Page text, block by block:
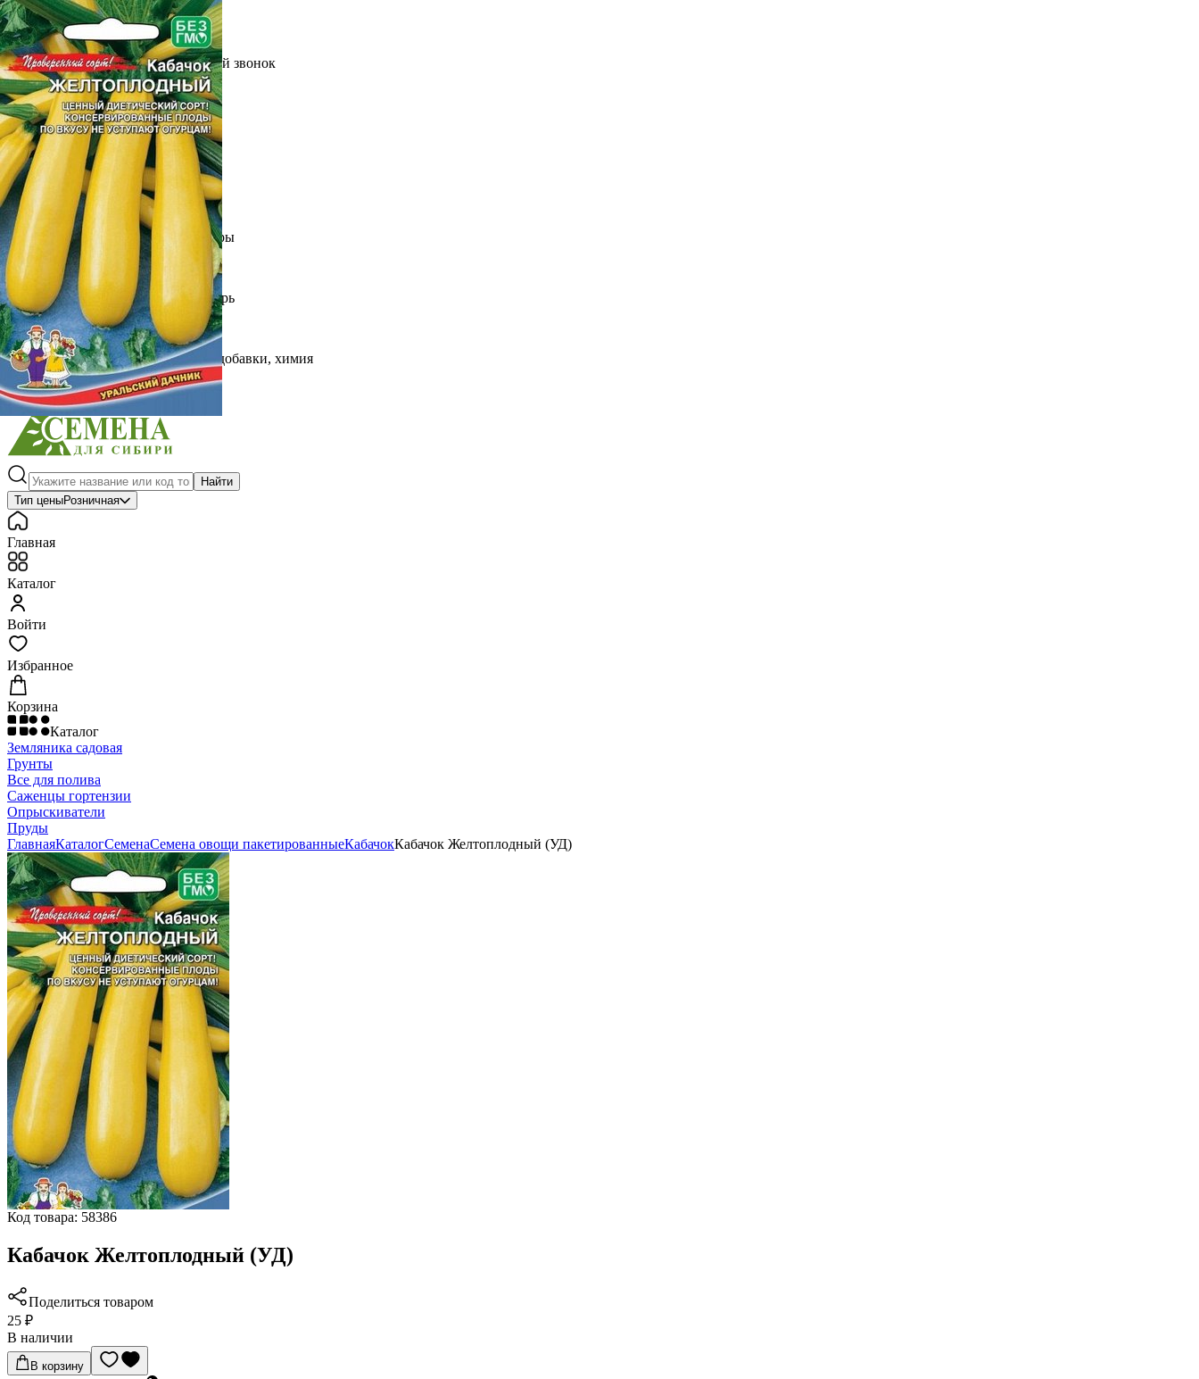
Выберите город
Обратный звонокЗаказать обратный звонок
Каталог
Семена
Грунты
Газонные травы, сидераты
Горшки, рассадники, аксессуары
Посадочный материал
Садовый инструмент, инвентарь
Консервирование
Средства защиты, удобрения, добавки, химия
Обустройство сада, декор
Найти
Тип ценыРозничная
Главная
Каталог
Войти
Избранное
Корзина
Каталог
Земляника садовая
Грунты
Все для полива
Саженцы гортензии
Опрыскиватели
Пруды
ГлавнаяКаталогСеменаСемена овощи пакетированныеКабачокКабачок Желтоплодный (УД)
Код товара: 58386
Кабачок Желтоплодный (УД)
Поделиться товаром
25 ₽
В наличии
В корзину